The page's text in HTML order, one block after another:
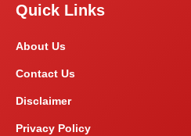
Quick Links
About Us
Contact Us
Disclaimer
Privacy Policy